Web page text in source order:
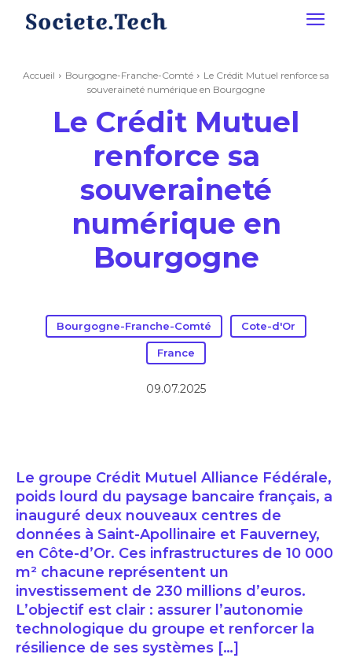
Accueil Bourgogne-Franche-Comté
Le Crédit Mutuel renforce sa
souveraineté numérique en Bourgogne
Le Crédit Mutuel
renforce sa
souveraineté
numérique en
Bourgogne
Bourgogne-Franche-Comté Cote-d'Or
France
09.07.2025
Le groupe Crédit Mutuel Alliance Fédérale,
poids lourd du paysage bancaire français, a
inauguré deux nouveaux centres de
données à Saint-Apollinaire et Fauverney,
en Côte-d’Or. Ces infrastructures de 10 000
m² chacune représentent un
investissement de 230 millions d’euros.
L’objectif est clair : assurer l’autonomie
technologique du groupe et renforcer la
résilience de ses systèmes […]